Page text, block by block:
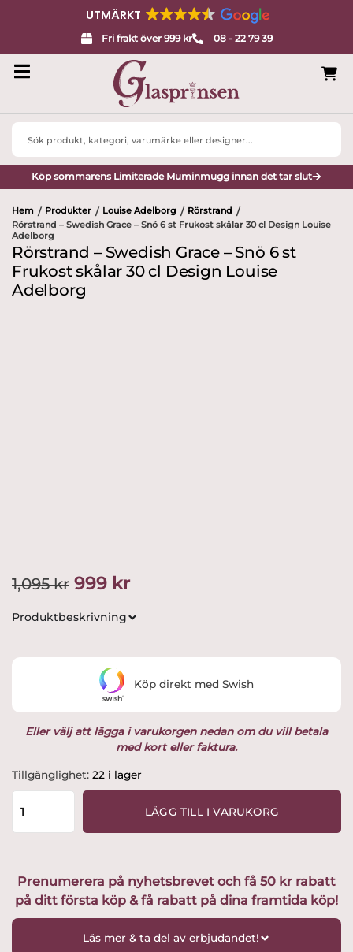
UTMÄRKT
Fri frakt över 999 kr 08 - 22 79 39
Search
Köp sommarens Limiterade Muminmugg innan det tar slut
Hem / Produkter / Louise Adelborg / Rörstrand /
Rörstrand – Swedish Grace – Snö 6 st Frukost skålar 30 cl Design Louise
Adelborg
Rörstrand – Swedish Grace – Snö 6 st
Frukost skålar 30 cl Design Louise
Adelborg
1,095kr Det
ursprungliga
var:
1,095 kr.
999 krDet
nuvarande
999 kr.
Produktbeskrivning
Eller välj att lägga i varukorgen nedan om du vill betala
med kort eller faktura.
Tillgänglighet: 22 i lager
Rörstrand
-
Swedish
st
Frukost
skålar
LÄGG TILL I VARUKORG
Köp direkt med Swish
Prenumerera på nyhetsbrevet och få 50 kr rabatt
på ditt första köp & få rabatt på dina framtida köp!
Läs mer & ta del av erbjudandet!